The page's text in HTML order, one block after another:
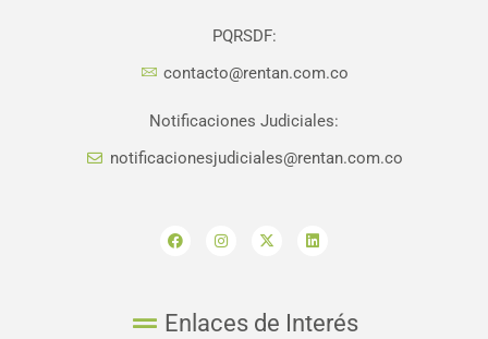
PQRSDF:
contacto@rentan.com.co
Notificaciones Judiciales:
notificacionesjudiciales@rentan.com.co
a
c
o
k
n
s
a
-
t
t
e
i
n
n
Enlaces de Interés